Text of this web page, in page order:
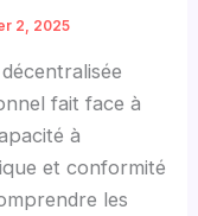
2, 2025
fait face à
à
et conformité
les